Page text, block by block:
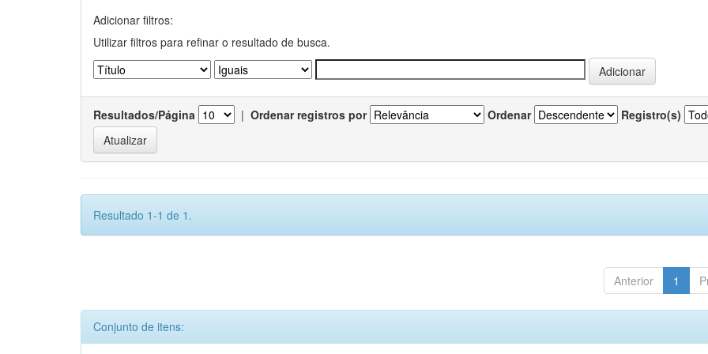
Adicionar filtros:
Utilizar filtros para refinar o resultado de busca.
Resultados/Página | Ordenar registros por Ordenar Registro(s)
Resultado 1-1 de 1.
Anterior 1
Conjunto de itens: